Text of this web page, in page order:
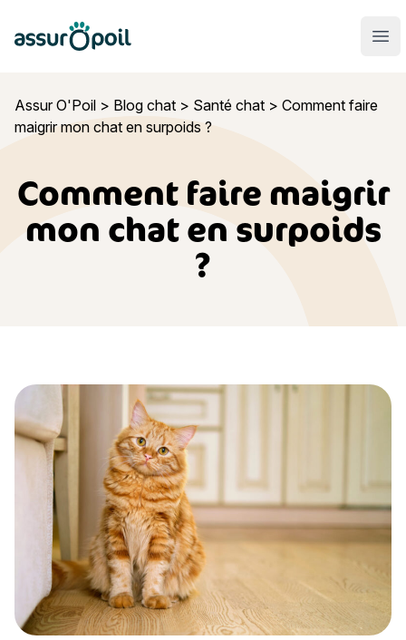
Assur O'Poil
Assur O'Poil > Blog chat > Santé chat > Comment faire
maigrir mon chat en surpoids ?
Comment faire maigrir
mon chat en surpoids
?
Comment faire maigrir mon chat en surpoids ?